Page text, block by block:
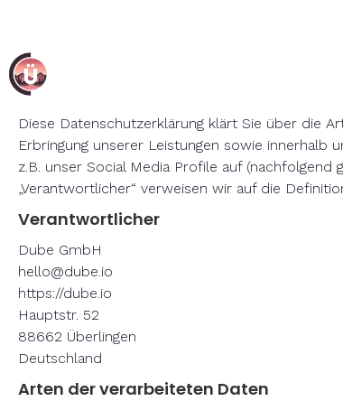
Datenschutzerklärung
Diese Datenschutzerklärung klärt Sie über die
Erbringung unserer Leistungen sowie innerhalb
z.B. unser Social Media Profile auf (nachfolgend
„Verantwortlicher“ verweisen wir auf die
Verantwortlicher
Dube GmbH
hello@dube.io
https://dube.io
Hauptstr. 52
88662 Überlingen
Deutschland
Arten der verarbeiteten Daten